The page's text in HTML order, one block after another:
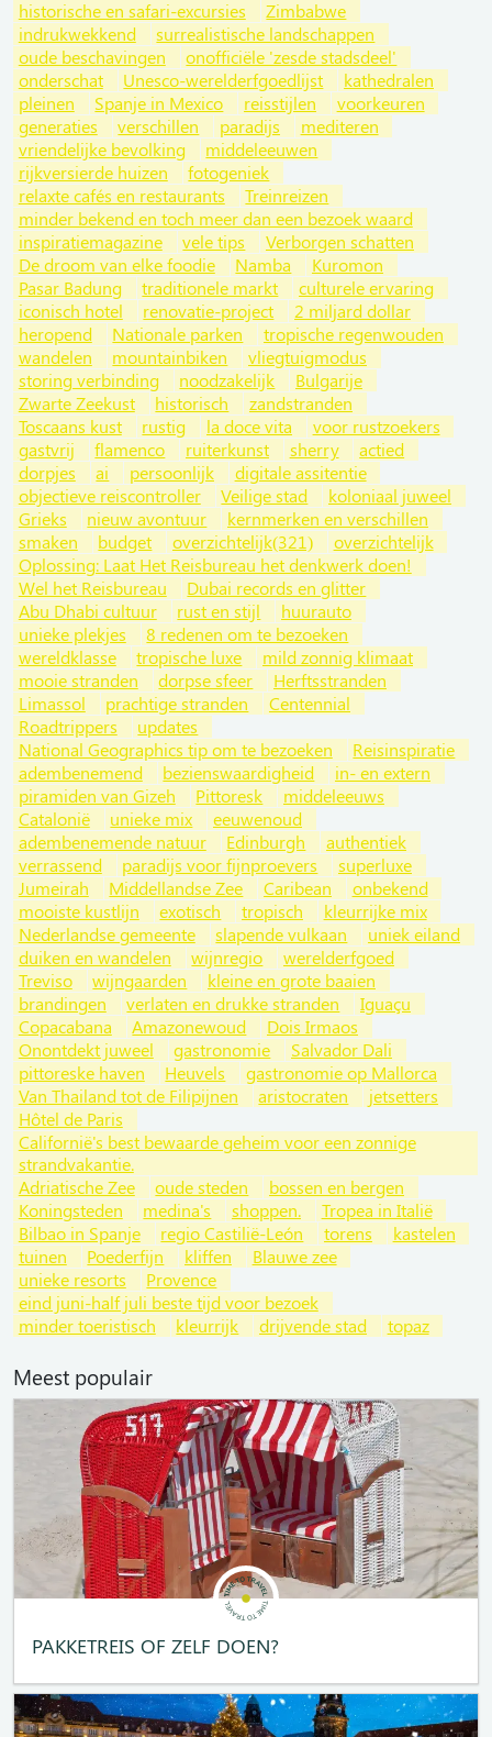
historische en safari-excursies
Zimbabwe
indrukwekkend
surrealistische landschappen
oude beschavingen
onofficiële 'zesde stadsdeel'
onderschat
Unesco-werelderfgoedlijst
kathedralen
pleinen
Spanje in Mexico reisstijlen
voorkeuren
generaties
verschillen paradijs
mediteren
vriendelijke bevolking
middeleeuwen
rijkversierde huizen
fotogeniek
relaxte cafés en restaurants
Treinreizen
minder bekend en toch meer dan een bezoek waard
inspiratiemagazine
vele tips
Verborgen schatten
De droom van elke foodie
Namba
Kuromon
Pasar Badung
traditionele markt
culturele ervaring
iconisch hotel
renovatie-project
2 miljard dollar
heropend
Nationale parken
tropische regenwouden
wandelen
mountainbiken
vliegtuigmodus
storing verbinding
noodzakelijk
Bulgarije
Zwarte Zeekust
historisch
zandstranden
Toscaans kust
rustig la doce vita
voor rustzoekers
gastvrij
flamenco ruiterkunst sherry
actied
dorpjes
ai persoonlijk
digitale assitentie
objectieve reiscontroller
Veilige stad
koloniaal juweel
Grieks
nieuw avontuur
kernmerken en verschillen
smaken
budget overzichtelijk(321)
overzichtelijk
Oplossing: Laat Het Reisbureau het denkwerk doen!
Wel het Reisbureau
Dubai records en glitter
Abu Dhabi cultuur
rust en stijl
huurauto
unieke plekjes
8 redenen om te bezoeken
wereldklasse
tropische luxe
mild zonnig klimaat
mooie stranden
dorpse sfeer
Herftsstranden
Limassol
prachtige stranden
Centennial
Roadtrippers
updates
National Geographics tip om te bezoeken
Reisinspiratie
adembenemend
bezienswaardigheid
in- en extern
piramiden van Gizeh
Pittoresk
middeleeuws
Catalonië
unieke mix
eeuwenoud
adembenemende natuur
Edinburgh
authentiek
verrassend
paradijs voor fijnproevers
superluxe
Jumeirah
Middellandse Zee Caribean
onbekend
mooiste kustlijn
exotisch tropisch
kleurrijke mix
Nederlandse gemeente
slapende vulkaan
uniek eiland
duiken en wandelen
wijnregio
werelderfgoed
Treviso
wijngaarden
kleine en grote baaien
brandingen
verlaten en drukke stranden
Iguaçu
Copacabana
Amazonewoud
Dois Irmaos
Onontdekt juweel
gastronomie
Salvador Dali
pittoreske haven
Heuvels
gastronomie op Mallorca
Van Thailand tot de Filipijnen
aristocraten
jetsetters
Hôtel de Paris
Californië's best bewaarde geheim voor een zonnige
strandvakantie.
Adriatische Zee
oude steden
bossen en bergen
Koningsteden
medina's shoppen.
Tropea in Italië
Bilbao in Spanje
regio Castilië-León torens
kastelen
tuinen
Poederfijn kliffen
Blauwe zee
unieke resorts
Provence
eind juni-half juli beste tijd voor bezoek
minder toeristisch
kleurrijk drijvende stad topaz
Meest populair
PAKKETREIS OF ZELF DOEN?